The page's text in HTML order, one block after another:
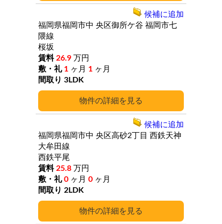
詳細
福岡県福岡市中 央区御所ケ谷 福岡市七
隈線
桜坂
26.9 万円
1 ヶ月 1 ヶ月
3LDK
候補に追加
詳細
福岡県福岡市中 央区高砂2丁目 西鉄天神
大牟田線
西鉄平尾
25.8 万円
0 ヶ月 0 ヶ月
2LDK
候補に追加